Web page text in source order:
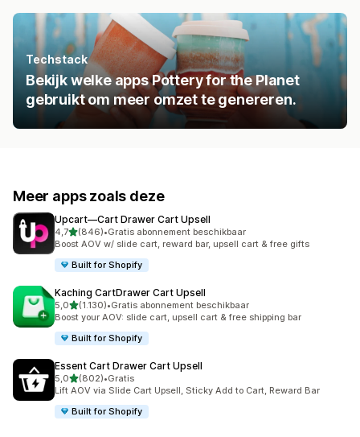
Techstack
Bekijk welke apps Pottery for the Planet
gebruikt om meer omzet te genereren.
Meer apps zoals deze
Upcart—Cart Drawer Cart Upsell
4,7van 5 sterren
(846)
846 recensies in totaal
•Gratis abonnement beschikbaar
Boost AOV w/ slide cart, reward bar, upsell cart & free gifts
Built for Shopify
Kaching CartDrawer Cart Upsell
5,0van 5 sterren
(1.130)
1130 recensies in totaal
•Gratis abonnement beschikbaar
Boost your AOV: slide cart, upsell cart & free shipping bar
Built for Shopify
Essent Cart Drawer Cart Upsell
5,0van 5 sterren
(802)
802 recensies in totaal
•Gratis
Lift AOV via Slide Cart Upsell, Sticky Add to Cart, Reward Bar
Built for Shopify